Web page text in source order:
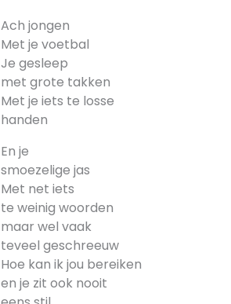
Ach jongen
Met je voetbal
Je gesleep
met grote takken
Met je iets te losse
handen
En je
smoezelige jas
Met net iets
te weinig woorden
maar wel vaak
teveel geschreeuw
Hoe kan ik jou bereiken
en je zit ook nooit